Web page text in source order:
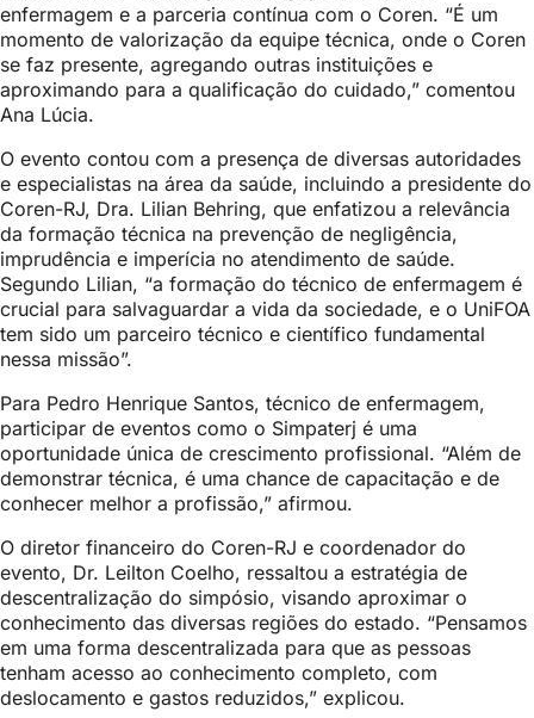
enfermagem e a parceria contínua com o Coren. “É um
momento de valorização da equipe técnica, onde o Coren
se faz presente, agregando outras instituições e
aproximando para a qualificação do cuidado,” comentou
Ana Lúcia.
O evento contou com a presença de diversas autoridades
e especialistas na área da saúde, incluindo a presidente do
Coren-RJ, Dra. Lilian Behring, que enfatizou a relevância
da formação técnica na prevenção de negligência,
imprudência e imperícia no atendimento de saúde.
Segundo Lilian, “a formação do técnico de enfermagem é
crucial para salvaguardar a vida da sociedade, e o UniFOA
tem sido um parceiro técnico e científico fundamental
nessa missão”.
Para Pedro Henrique Santos, técnico de enfermagem,
participar de eventos como o Simpaterj é uma
oportunidade única de crescimento profissional. “Além de
demonstrar técnica, é uma chance de capacitação e de
conhecer melhor a profissão,” afirmou.
O diretor financeiro do Coren-RJ e coordenador do
evento, Dr. Leilton Coelho, ressaltou a estratégia de
descentralização do simpósio, visando aproximar o
conhecimento das diversas regiões do estado. “Pensamos
em uma forma descentralizada para que as pessoas
tenham acesso ao conhecimento completo, com
deslocamento e gastos reduzidos,” explicou.